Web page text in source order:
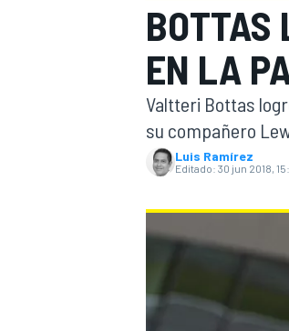
INDYCAR
BOTTAS
EN LA
Valtteri Bottas
su compañero
Luis Ramírez
Editado: 30 jun 2018,